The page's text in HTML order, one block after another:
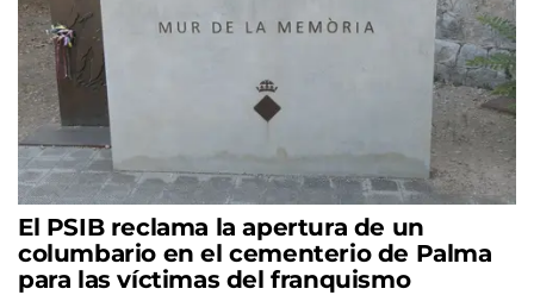
El PSIB reclama la apertura de un
columbario en el cementerio de Palma
para las víctimas del franquismo